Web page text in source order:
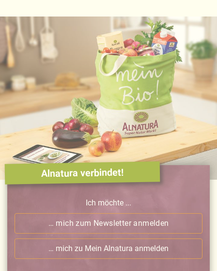
Alnatura verbindet!
Ich möchte ...
… mich zum Newsletter anmelden
… mich zu Mein Alnatura anmelden